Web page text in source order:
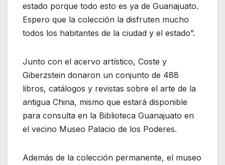
estado porque todo esto es ya de Guanajuato.
Espero que la colección la disfruten mucho
todos los habitantes de la ciudad y el estado”.
Junto con el acervo artístico, Coste y
Giberzstein donaron un conjunto de 488
libros, catálogos y revistas sobre el arte de la
antigua China, mismo que estará disponible
para consulta en la Biblioteca Guanajuato en
el vecino Museo Palacio de los Poderes.
Además de la colección permanente, el museo